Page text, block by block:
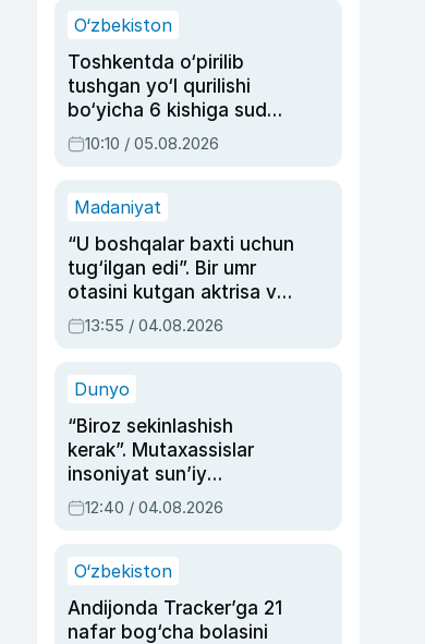
O‘zbekiston
Toshkentda o‘pirilib
tushgan yo‘l qurilishi
bo‘yicha 6 kishiga sud
hukmi o‘qildi
10:10 / 05.08.2026
Madaniyat
“U boshqalar baxti uchun
tug‘ilgan edi”. Bir umr
otasini kutgan aktrisa va
dublyaj ustasi Rimma
Ahmedovaning
13:55 / 04.08.2026
Dunyo
“Biroz sekinlashish
kerak”. Mutaxassislar
insoniyat sun’iy
intellektni boshqara
olmay qolishidan xavotir
12:40 / 04.08.2026
O‘zbekiston
Andijonda Tracker’ga 21
nafar bog‘cha bolasini